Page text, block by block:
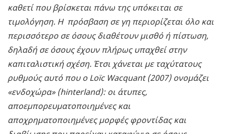
καθετί που βρίσκεται πάνω της υπόκειται σε
τιμολόγηση. Η πρόσβαση σε γη περιορίζεται όλο και
περισσότερο σε όσους διαθέτουν μισθό ή πίστωση,
δηλαδή σε όσους έχουν πλήρως υπαχθεί στην
καπιταλιστική σχέση. Έτσι χάνεται με ταχύτατους
ρυθμούς αυτό που ο Loïc Wacquant (2007) ονομάζει
«ενδοχώρα» (hinterland): οι άτυπες,
αποεμπορευματοποιημένες και
αποχρηματοποιημένες μορφές φροντίδας και